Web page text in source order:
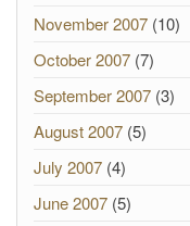
November 2007 (10)
October 2007 (7)
September 2007 (3)
August 2007 (5)
July 2007 (4)
June 2007 (5)